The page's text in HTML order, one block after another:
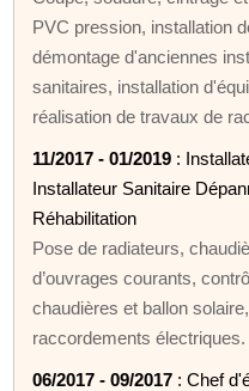
PVC pression, installation
démontage d'anciennes
sanitaires, installation
réalisation de travaux de
11/2017 - 01/2019 :
Installateur Sanitaire
Réhabilitation
Pose de radiateurs,
d’ouvrages courants,
chaudières et ballon
raccordements électriques.
06/2017 - 09/2017 : Chef